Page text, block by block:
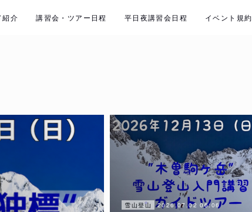
紹介 講習会・ツアー日程 平日夜講習会日程 イベント規約
雪山登山 2026.07.02 06:06